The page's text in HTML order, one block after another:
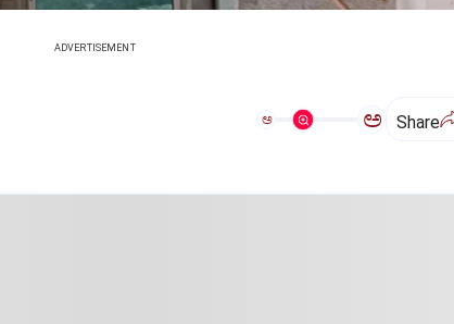
ADVERTISEMENT
ಅ ಅ Share